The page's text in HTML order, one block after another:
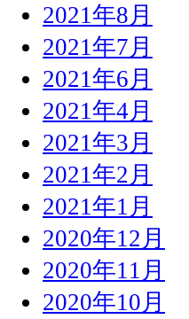
2021年8月
2021年7月
2021年6月
2021年4月
2021年3月
2021年2月
2021年1月
2020年12月
2020年11月
2020年10月